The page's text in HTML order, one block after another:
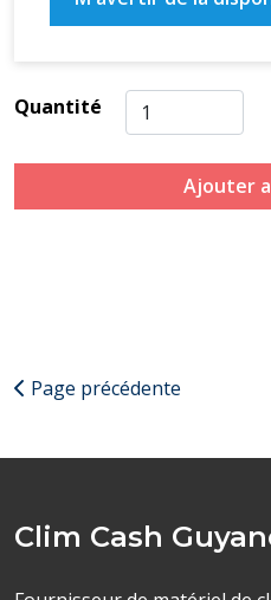
Quantité
Ajouter
Page précédente
Clim Cash